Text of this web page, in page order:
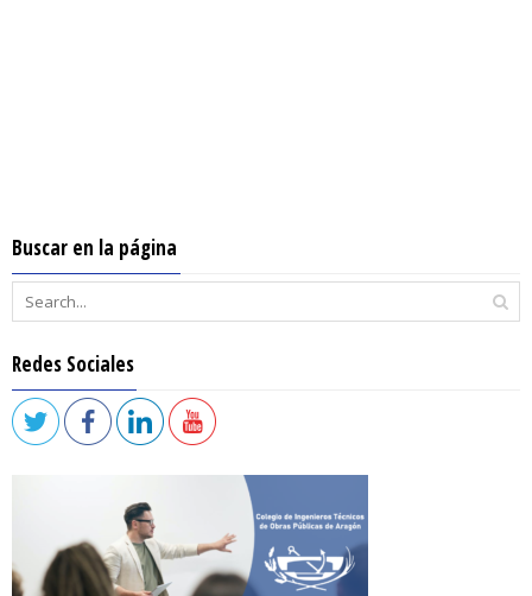
Buscar en la página
Redes Sociales